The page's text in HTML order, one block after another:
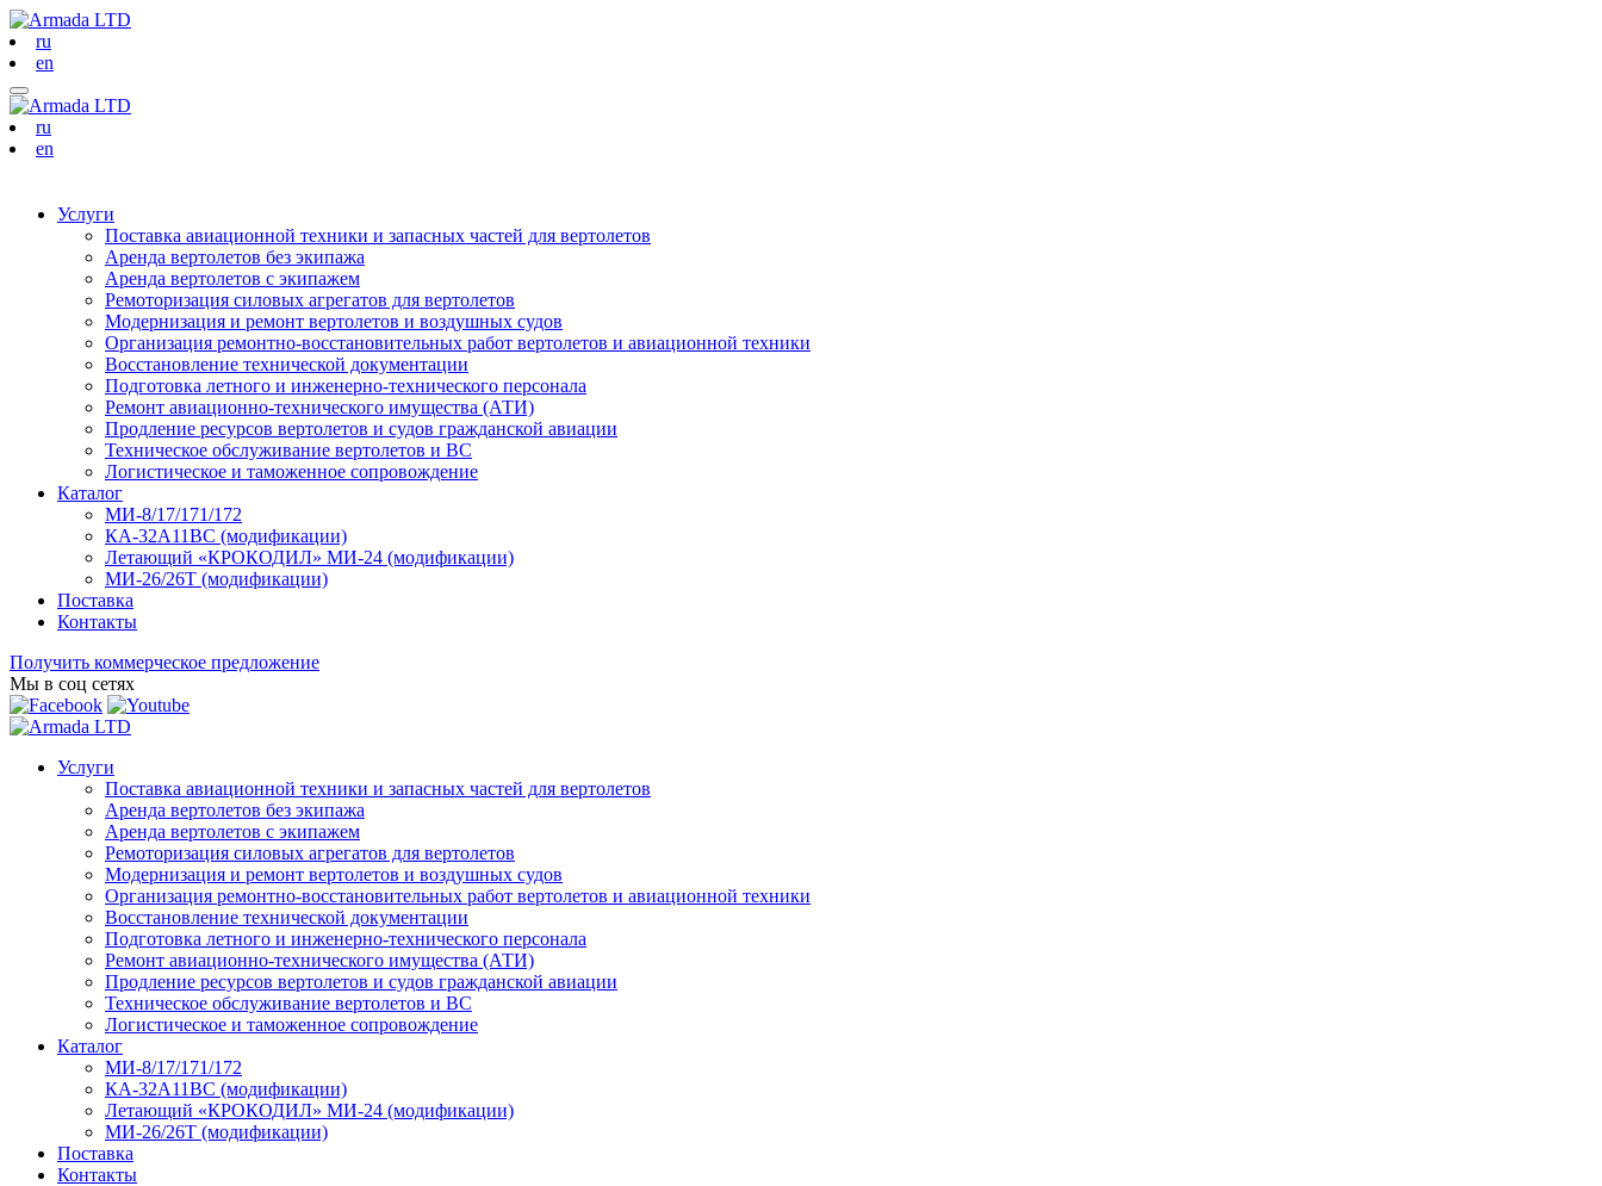
ru
en
ru
en
Услуги
Поставка авиационной техники и запасных частей для вертолетов
Аренда вертолетов без экипажа
Аренда вертолетов с экипажем
Ремоторизация силовых агрегатов для вертолетов
Модернизация и ремонт вертолетов и воздушных судов
Организация ремонтно-восстановительных работ вертолетов и авиационной техники
Восстановление технической документации
Подготовка летного и инженерно-технического персонала
Ремонт авиационно-технического имущества (АТИ)
Продление ресурсов вертолетов и судов гражданской авиации
Техническое обслуживание вертолетов и ВС
Логистическое и таможенное сопровождение
Каталог
МИ-8/17/171/172
КА-32А11ВС (модификации)
Летающий «КРОКОДИЛ» МИ-24 (модификации)
МИ-26/26Т (модификации)
Поставка
Контакты
Получить коммерческое предложение
Мы в соц сетях
Услуги
Поставка авиационной техники и запасных частей для вертолетов
Аренда вертолетов без экипажа
Аренда вертолетов с экипажем
Ремоторизация силовых агрегатов для вертолетов
Модернизация и ремонт вертолетов и воздушных судов
Организация ремонтно-восстановительных работ вертолетов и авиационной техники
Восстановление технической документации
Подготовка летного и инженерно-технического персонала
Ремонт авиационно-технического имущества (АТИ)
Продление ресурсов вертолетов и судов гражданской авиации
Техническое обслуживание вертолетов и ВС
Логистическое и таможенное сопровождение
Каталог
МИ-8/17/171/172
КА-32А11ВС (модификации)
Летающий «КРОКОДИЛ» МИ-24 (модификации)
МИ-26/26Т (модификации)
Поставка
Контакты